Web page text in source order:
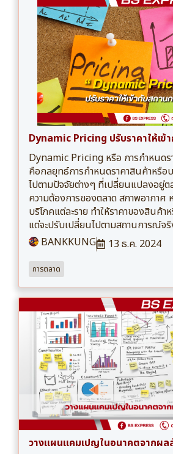
Dynamic Pricing ปรับราคาให้เข้
Dynamic Pricing หรือ การกำหนดร
คือกลยุทธ์การกำหนดราคาสินค้าหรือ
ไปตามปัจจัยต่างๆ ที่เปลี่ยนแปลงอยู่ตล
ความต้องการของตลาด สภาพอากา
บริโภคแต่ละราย ทำให้ราคาของสินค้า
แต่จะปรับเปลี่ยนไปตามสถานการณ์จ
BANKKUNG
13 ธ.ค. 2024
การตลาด
วางแผนแคมเปญในอนาคตจากผล